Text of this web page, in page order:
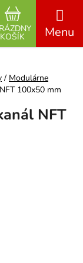
NÁKUPNÝ
KOŠÍK
/ Modulárne
100x50 mm
NFT